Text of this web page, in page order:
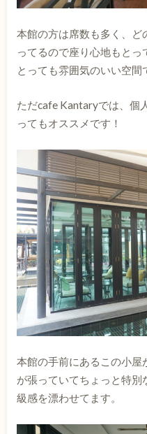
本館の方は席数も多く、ど
ってるので座り心地もと
とっても雰囲気のいい空間
ただcafe Kantaryでは、個
ってもオススメです！
本館の手前にあるこの小屋
が張っていてちょっと特
級感を漂わせてます。